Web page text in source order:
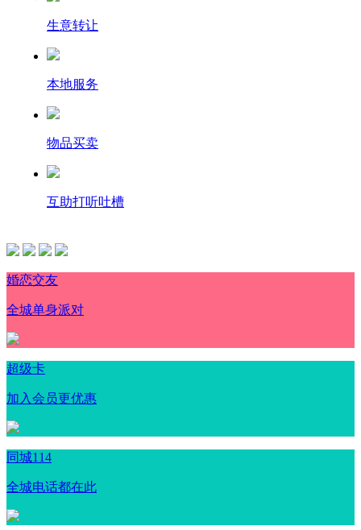
生意转让
本地服务
物品买卖
互助打听吐槽
婚恋交友
全城单身派对
超级卡
加入会员更优惠
同城114
全城电话都在此